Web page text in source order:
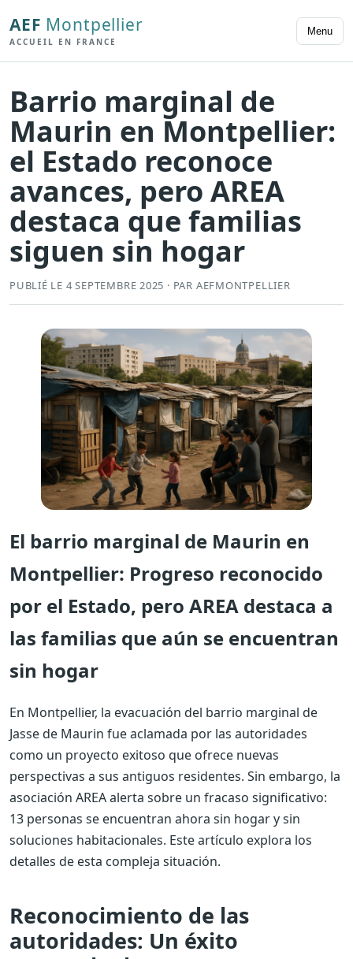
AEF Montpellier
ACCUEIL EN FRANCE
Menu
Barrio marginal de
Maurin en Montpellier:
el Estado reconoce
avances, pero AREA
destaca que familias
siguen sin hogar
PUBLIÉ LE 4 SEPTEMBRE 2025 · PAR AEFMONTPELLIER
El barrio marginal de Maurin en
Montpellier: Progreso reconocido
por el Estado, pero AREA destaca a
las familias que aún se encuentran
sin hogar
En Montpellier, la evacuación del barrio marginal de
Jasse de Maurin fue aclamada por las autoridades
como un proyecto exitoso que ofrece nuevas
perspectivas a sus antiguos residentes. Sin embargo, la
asociación AREA alerta sobre un fracaso significativo:
13 personas se encuentran ahora sin hogar y sin
soluciones habitacionales. Este artículo explora los
detalles de esta compleja situación.
Reconocimiento de las
autoridades: Un éxito